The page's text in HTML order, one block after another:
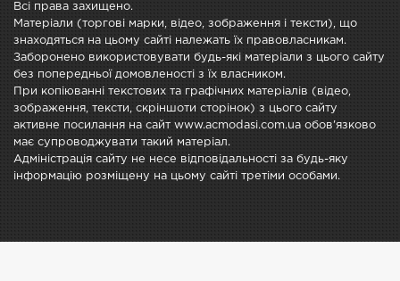
Всі права захищено.
Матеріали (торгові марки, відео, зображення і тексти), що
знаходяться на цьому сайті належать їх правовласникам.
Заборонено використовувати будь-які матеріали з цього сайту
без попередньої домовленості з їх власником.
При копіюванні текстових та графічних матеріалів (відео,
зображення, тексти, скріншоти сторінок) з цього сайту
активне посилання на сайт www.acmodasi.com.ua обов'язково
має супроводжувати такий матеріал.
Адміністрація сайту не несе відповідальності за будь-яку
інформацію розміщену на цьому сайті третіми особами.